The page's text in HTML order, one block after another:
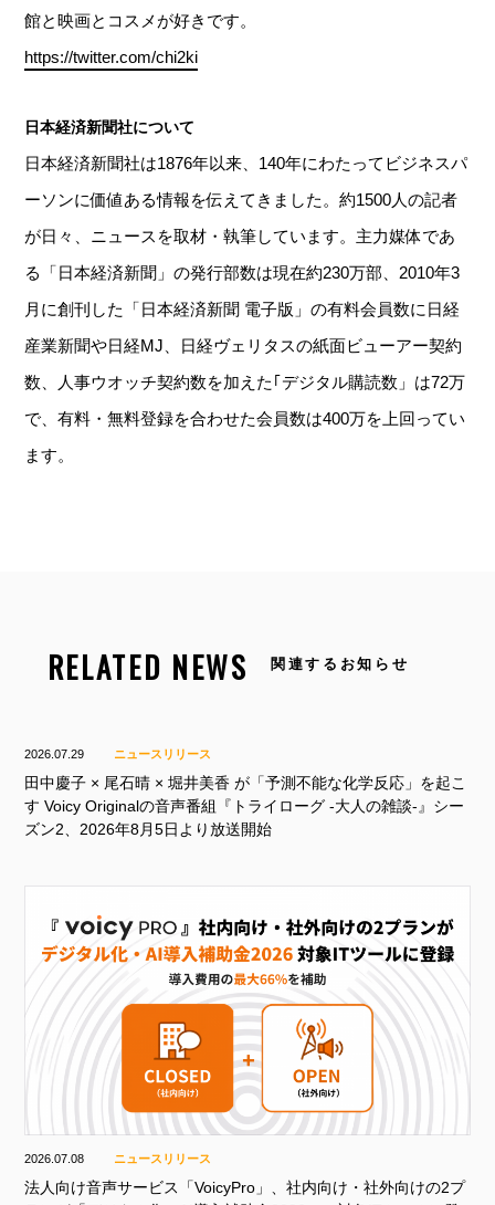
館と映画とコスメが好きです。
https://twitter.com/chi2ki
日本経済新聞社について
日本経済新聞社は1876年以来、140年にわたってビジネスパ
ーソンに価値ある情報を伝えてきました。約1500人の記者
が日々、ニュースを取材・執筆しています。主力媒体であ
る「日本経済新聞」の発行部数は現在約230万部、2010年3
月に創刊した「日本経済新聞 電子版」の有料会員数に日経
産業新聞や日経MJ、日経ヴェリタスの紙面ビューアー契約
数、人事ウオッチ契約数を加えた｢デジタル購読数」は72万
で、有料・無料登録を合わせた会員数は400万を上回ってい
ます。
RELATED NEWS 関連するお知らせ
2026.07.29 ニュースリリース
田中慶子 × 尾石晴 × 堀井美香 が「予測不能な化学反応」を起こ
す Voicy Originalの音声番組『トライローグ -大人の雑談-』シー
ズン2、2026年8月5日より放送開始
2026.07.08 ニュースリリース
法人向け音声サービス「VoicyPro」、社内向け・社外向けの2プ